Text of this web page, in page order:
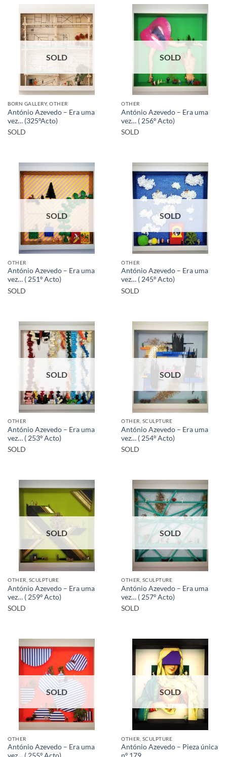
SOLD
BORN GALLERY, OTHER
António Azevedo – Era uma
vez… (325ºActo)
SOLD
SOLD
OTHER
António Azevedo – Era uma
vez… ( 256º Acto)
SOLD
SOLD
OTHER
António Azevedo – Era uma
vez… ( 251º Acto)
SOLD
SOLD
OTHER
António Azevedo – Era uma
vez… ( 245º Acto)
SOLD
SOLD
OTHER
António Azevedo – Era uma
vez… ( 253º Acto)
SOLD
SOLD
OTHER, SCULPTURE
António Azevedo – Era uma
vez… ( 254º Acto)
SOLD
SOLD
OTHER, SCULPTURE
António Azevedo – Era uma
vez… ( 259º Acto)
SOLD
SOLD
OTHER, SCULPTURE
António Azevedo – Era uma
vez… ( 257º Acto)
SOLD
SOLD
OTHER
António Azevedo – Era uma
SOLD
OTHER, SCULPTURE
António Azevedo – Pieza única